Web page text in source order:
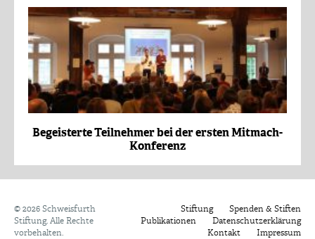
Begeisterte Teilnehmer bei der ersten Mitmach-
Konferenz
© 2026 Schweisfurth
Stiftung. Alle Rechte
vorbehalten.
Stiftung
Spenden & Stiften
Publikationen
Datenschutzerklärung
Kontakt
Impressum